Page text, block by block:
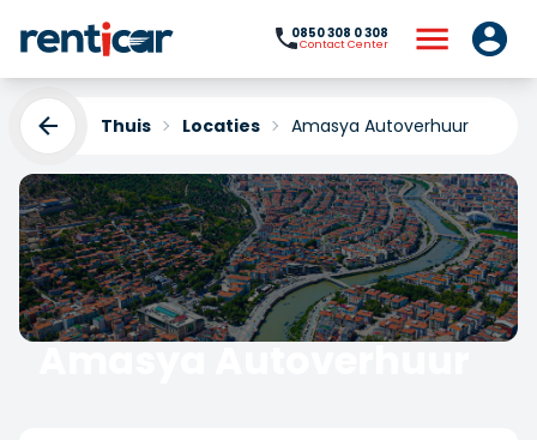
0850 308 0 308
Contact Center
Thuis Locaties Amasya Autoverhuur
Amasya Autoverhuur